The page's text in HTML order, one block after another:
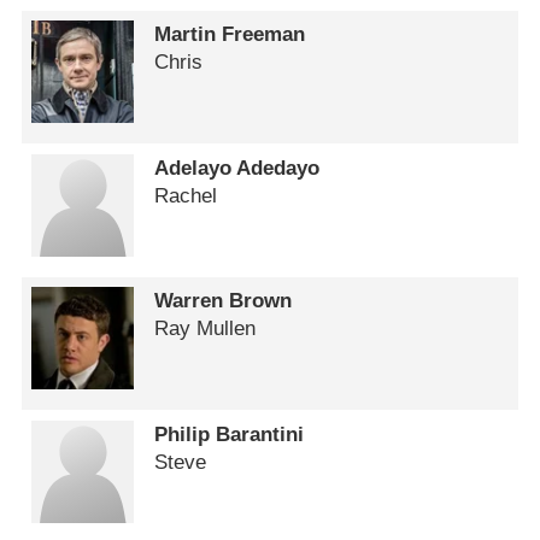
Martin Freeman
Chris
Adelayo Adedayo
Rachel
Warren Brown
Ray Mullen
Philip Barantini
Steve